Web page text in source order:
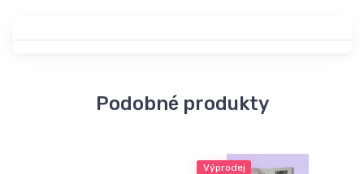
Podobné produkty
Výprodej